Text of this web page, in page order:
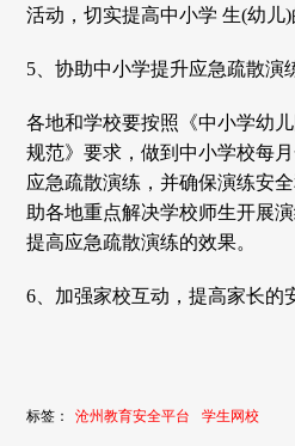
活动，切实提高中小学 生(幼儿)
5、协助中小学提升应急疏散演
各地和学校要按照《中小学幼
规范》要求，做到中小学校每
应急疏散演练，并确保演练安
助各地重点解决学校师生开展
提高应急疏散演练的效果。
6、加强家校互动，提高家长的
标签： 沧州教育安全平台 学生网校